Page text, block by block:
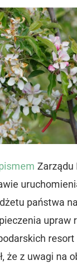
Zarządu
państwa
upraw
że z uwagi na